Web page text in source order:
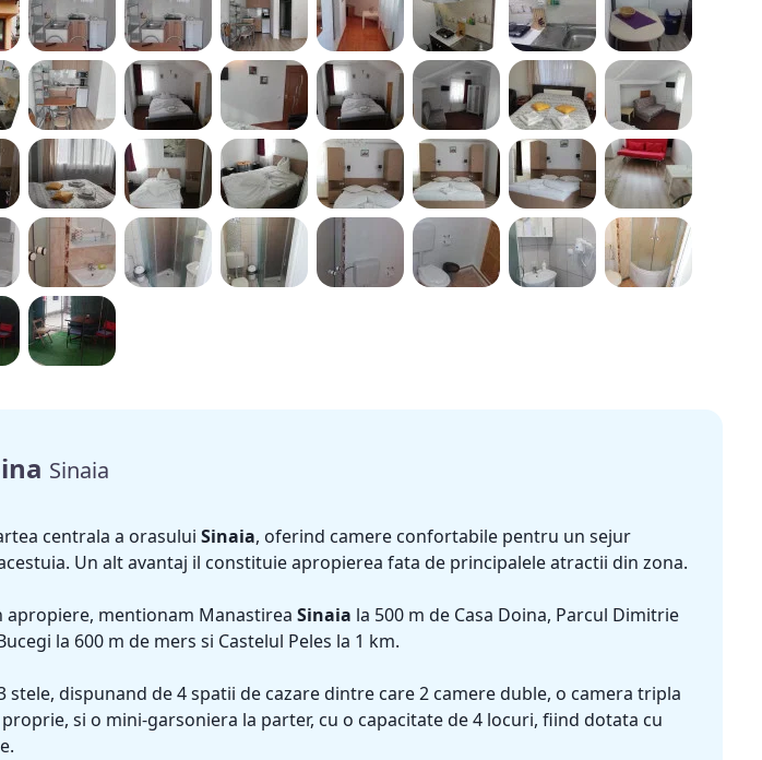
Sinaia
centrala a orasului Sinaia, oferind camere confortabile pentru un sejur
Un alt avantaj il constituie apropierea fata de principalele atractii din zona.
mentionam Manastirea Sinaia la 500 m de Casa Doina, Parcul Dimitrie
la 600 m de mers si Castelul Peles la 1 km.
stele, dispunand de 4 spatii de cazare dintre care 2 camere duble, o camera tripla
si o mini-garsoniera la parter, cu o capacitate de 4 locuri, fiind dotata cu